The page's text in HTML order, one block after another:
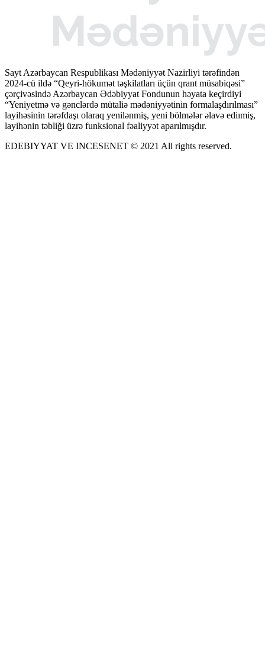
Sayt Azərbaycan Respublikası Mədəniyyət Nazirliyi tərəfindən
2024-cü ildə “Qeyri-hökumət təşkilatları üçün qrant müsabiqəsi”
çərçivəsində Azərbaycan Ədəbiyyat Fondunun həyata keçirdiyi
“Yeniyetmə və gənclərdə mütaliə mədəniyyətinin formalaşdırılması”
layihəsinin tərəfdaşı olaraq yenilənmiş, yeni bölmələr əlavə ediımiş,
layihənin təbliği üzrə funksional fəaliyyət aparılmışdır.
EDEBIYYAT VE INCESENET © 2021 All rights reserved.